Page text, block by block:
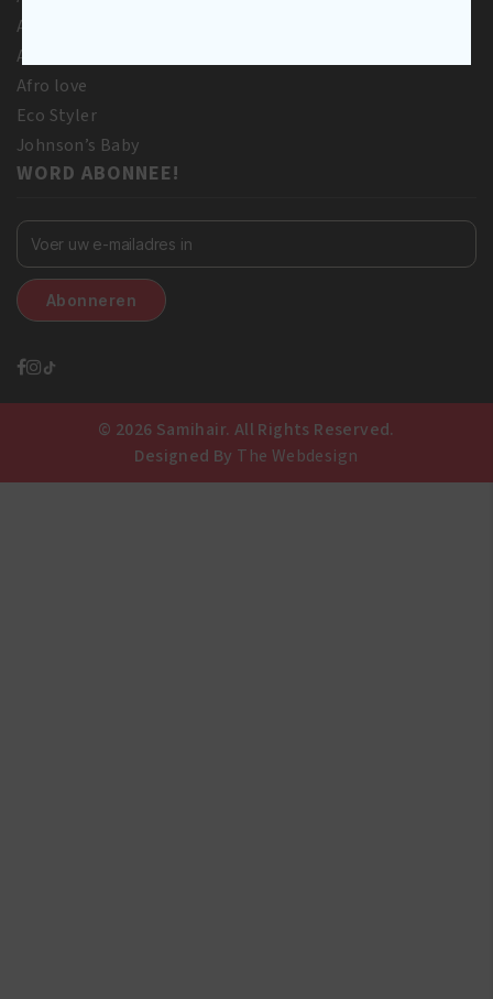
Adore
Africa’s Best
Afro love
Eco Styler
Johnson’s Baby
WORD ABONNEE!
© 2026 Samihair. All Rights Reserved.
Designed By The Webdesign